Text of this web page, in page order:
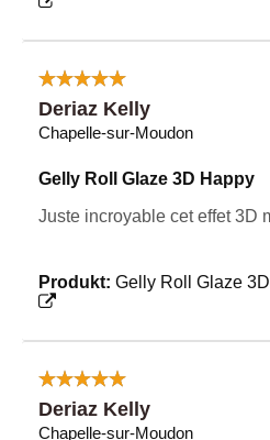
Deriaz Kelly
Chapelle-sur-Moudon
Gelly Roll Glaze 3D Happy
Juste incroyable cet effet 3D
Produkt: Gelly Roll Glaze
Deriaz Kelly
Chapelle-sur-Moudon